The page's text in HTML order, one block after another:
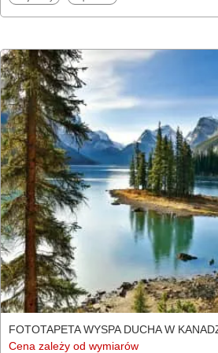
FOTOTAPETA WYSPA DUCHA W
Cena zależy od wymiarów